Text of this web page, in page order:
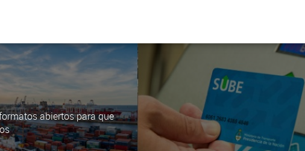
abiertos para que